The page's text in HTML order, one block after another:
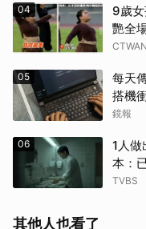
04
9歲
艷全
05
每天
搭機
哭網
鏡報
06
1人
本：
TVBS
其他人也看了